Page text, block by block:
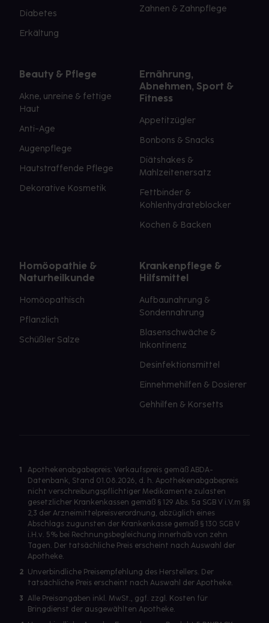
Diabetes
Erkältung
Zahnen & Zahnpflege
Beauty & Pflege
Akne, unreine & fettige
Haut
Anti-Age
Augenpflege
Hautstraffende Pflege
Dekorative Kosmetik
Ernährung,
Abnehmen, Sport &
Fitness
Appetitzügler
Bonbons & Snacks
Diätshakes &
Mahlzeitenersatz
Fettbinder &
Kohlenhydrateblocker
Kochen & Backen
Homöopathie &
Naturheilkunde
Homöopathisch
Pflanzlich
Schüßler Salze
Krankenpflege &
Hilfsmittel
Aufbaunahrung &
Sondennahrung
Blasenschwäche &
Inkontinenz
Desinfektionsmittel
Einnehmehilfen & Dosierer
Gehhilfen & Korsetts
1
Apothekenabgabepreis: Verkaufspreis gemäß ABDA-
Datenbank, Stand 01.08.2026, d. h. Apothekenabgabepreis
nicht verschreibungspflichtiger Medikamente zulasten
gesetzlicher Krankenkassen gemäß § 129 Abs. 5a SGB V i.V.m §§
2,3 der Arzneimittelpreisverordnung, abzüglich eines
Abschlags zugunsten der Krankenkasse gemäß § 130 SGB V
i.H.v. 5% bei Rechnungsbegleichung innerhalb von zehn
Tagen. Der tatsächliche Preis erscheint nach Auswahl der
Apotheke.
2 Unverbindliche Preisempfehlung des Herstellers. Der
tatsächliche Preis erscheint nach Auswahl der Apotheke.
3 Alle Preisangaben inkl. MwSt., ggf. zzgl. Kosten für
Bringdienst der ausgewählten Apotheke.